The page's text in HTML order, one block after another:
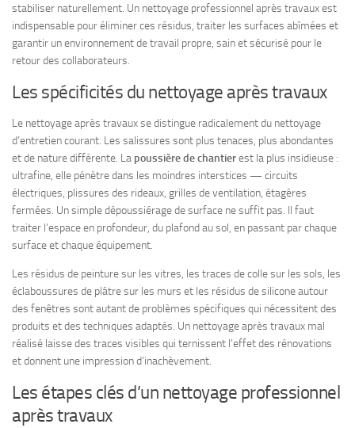
stabiliser naturellement. Un nettoyage professionnel après travaux est
indispensable pour éliminer ces résidus, traiter les surfaces abîmées et
garantir un environnement de travail propre, sain et sécurisé pour le
retour des collaborateurs.
Les spécificités du nettoyage après travaux
Le nettoyage après travaux se distingue radicalement du nettoyage
d’entretien courant. Les salissures sont plus tenaces, plus abondantes
et de nature différente. La poussière de chantierest la plus insidieuse :
ultrafine, elle pénètre dans les moindres interstices — circuits
électriques, plissures des rideaux, grilles de ventilation, étagères
fermées. Un simple dépoussiérage de surface ne suffit pas. Il faut
traiter l’espace en profondeur, du plafond au sol, en passant par chaque
surface et chaque équipement.
Les résidus de peinture sur les vitres, les traces de colle sur les sols, les
éclaboussures de plâtre sur les murs et les résidus de silicone autour
des fenêtres sont autant de problèmes spécifiques qui nécessitent des
produits et des techniques adaptés. Un nettoyage après travaux mal
réalisé laisse des traces visibles qui ternissent l’effet des rénovations
et donnent une impression d’inachèvement.
Les étapes clés d’un nettoyage professionnel
après travaux